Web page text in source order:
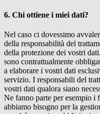
6. Chi ottiene i miei dati?
Nel caso ci dovessimo
della responsabilità del
della protezione dei vostri
sono contrattualmente
a elaborare i vostri dati
servizio. I responsabili del
vostri dati qualora siano
Ne fanno parte per esempio
abbiamo bisogno per la